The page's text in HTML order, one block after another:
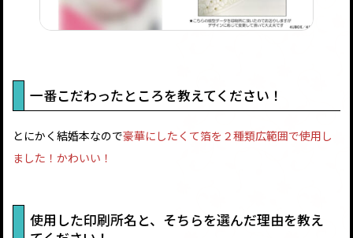
一番こだわったところを教えてください！
とにかく結婚本なので豪華にしたくて箔を２種類広範囲で使用し
ました！かわいい！
使用した印刷所名と、そちらを選んだ理由を教え